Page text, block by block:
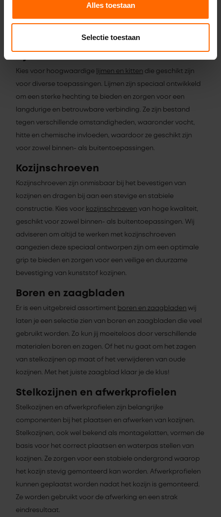
Alles toestaan
Selectie toestaan
verminderd en je kunt genieten van een rustige en
comfortabele leefomgeving.
Kies voor hoogwaardige lijmen en kitten die geschikt zijn
voor diverse toepassingen. Lijmen zijn speciaal ontwikkeld
om een sterke hechting te bieden en zorgen voor een
langdurige en betrouwbare verbinding. Ze zijn bestand
tegen verschillende omstandigheden, waaronder vocht,
hitte en chemische invloeden, waardoor ze geschikt zijn
voor zowel binnen- als buitentoepassingen.
Kozijnschroeven
Kozijnschroeven zijn onmisbaar bij het bevestigen van
kozijnen en dragen bij aan een stevige en stabiele
constructie. Kies voor kozijnschroeven van hoge kwaliteit,
geschikt voor zowel binnen- als buitentoepassingen. Wij
adviseren om altijd te werken met kozijnschroeven
aangezien deze speciaal ontworpen zijn om een optimale
grip te bieden en zorgen voor een veilige en duurzame
bevestiging van kunststof kozijnen.
Boren en zaagbladen
Er is een uitgebreid assortiment boren en zaagbladen wij
laten je een selectie zien van boren en zaagbladen die veel
gebruikt worden. Zo kun jij moeiteloos door verschillende
materialen boren en zagen. Of het nu gaat om het zagen
van stelkozijnen op maat of het verwijderen van oude
kozijnen. Met het juiste zaagblad klaar je de klus!
Stelkozijnen en afwerkprofielen
Stelkozijnen en afwerkprofielen zijn belangrijke
componenten bij het plaatsen en afwerken van kozijnen.
Stelkozijnen, ook wel bekend als montagelatten, vormen de
basis voor het correct plaatsen en waterpas stellen van
kozijnen. Ze zorgen voor een stabiele ondergrond waarop
het kozijn stevig gemonteerd kan worden. Afwerkprofielen
kunnen geplaatst worden nadat het kozijn is gemonteerd.
Ze worden gebruikt voor de afwerking en een strak
eindresultaat.